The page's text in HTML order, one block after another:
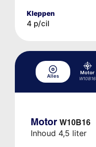
Kleppen
4 p/cil
Alles
Motor
W10B16
Motor W10B16
Inhoud 4,5 liter